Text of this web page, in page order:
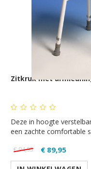
Zitkruk met
Deze in hoogte
een zachte comfortable
€ 94,95 € 89,95